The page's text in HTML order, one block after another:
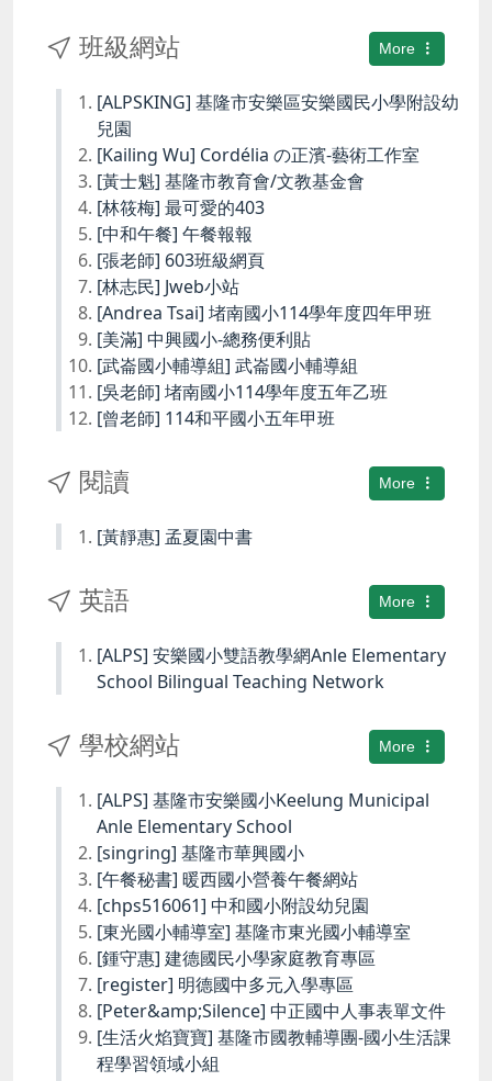
More
班級網站
[ALPSKING] 基隆市安樂區安樂國民小學附設幼
兒園
[Kailing Wu] Cordélia の正濱-藝術工作室
[黃士魁] 基隆市教育會/文教基金會
[林筱梅] 最可愛的403
[中和午餐] 午餐報報
[張老師] 603班級網頁
[林志民] Jweb小站
[Andrea Tsai] 堵南國小114學年度四年甲班
[美滿] 中興國小-總務便利貼
[武崙國小輔導組] 武崙國小輔導組
[吳老師] 堵南國小114學年度五年乙班
[曾老師] 114和平國小五年甲班
More
閱讀
[黃靜惠] 孟夏園中書
More
英語
[ALPS] 安樂國小雙語教學網Anle Elementary
School Bilingual Teaching Network
More
學校網站
[ALPS] 基隆市安樂國小Keelung Municipal
Anle Elementary School
[singring] 基隆市華興國小
[午餐秘書] 暖西國小營養午餐網站
[chps516061] 中和國小附設幼兒園
[東光國小輔導室] 基隆市東光國小輔導室
[鍾守惠] 建德國民小學家庭教育專區
[register] 明德國中多元入學專區
[Peter&amp;Silence] 中正國中人事表單文件
[生活火焰寶寶] 基隆市國教輔導團-國小生活課
程學習領域小組